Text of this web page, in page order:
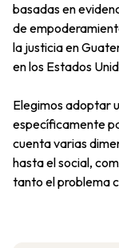
basadas en
de
la justicia en
en los Estados
Elegimos adoptar
específicamente
cuenta varias
hasta el social,
tanto el problema